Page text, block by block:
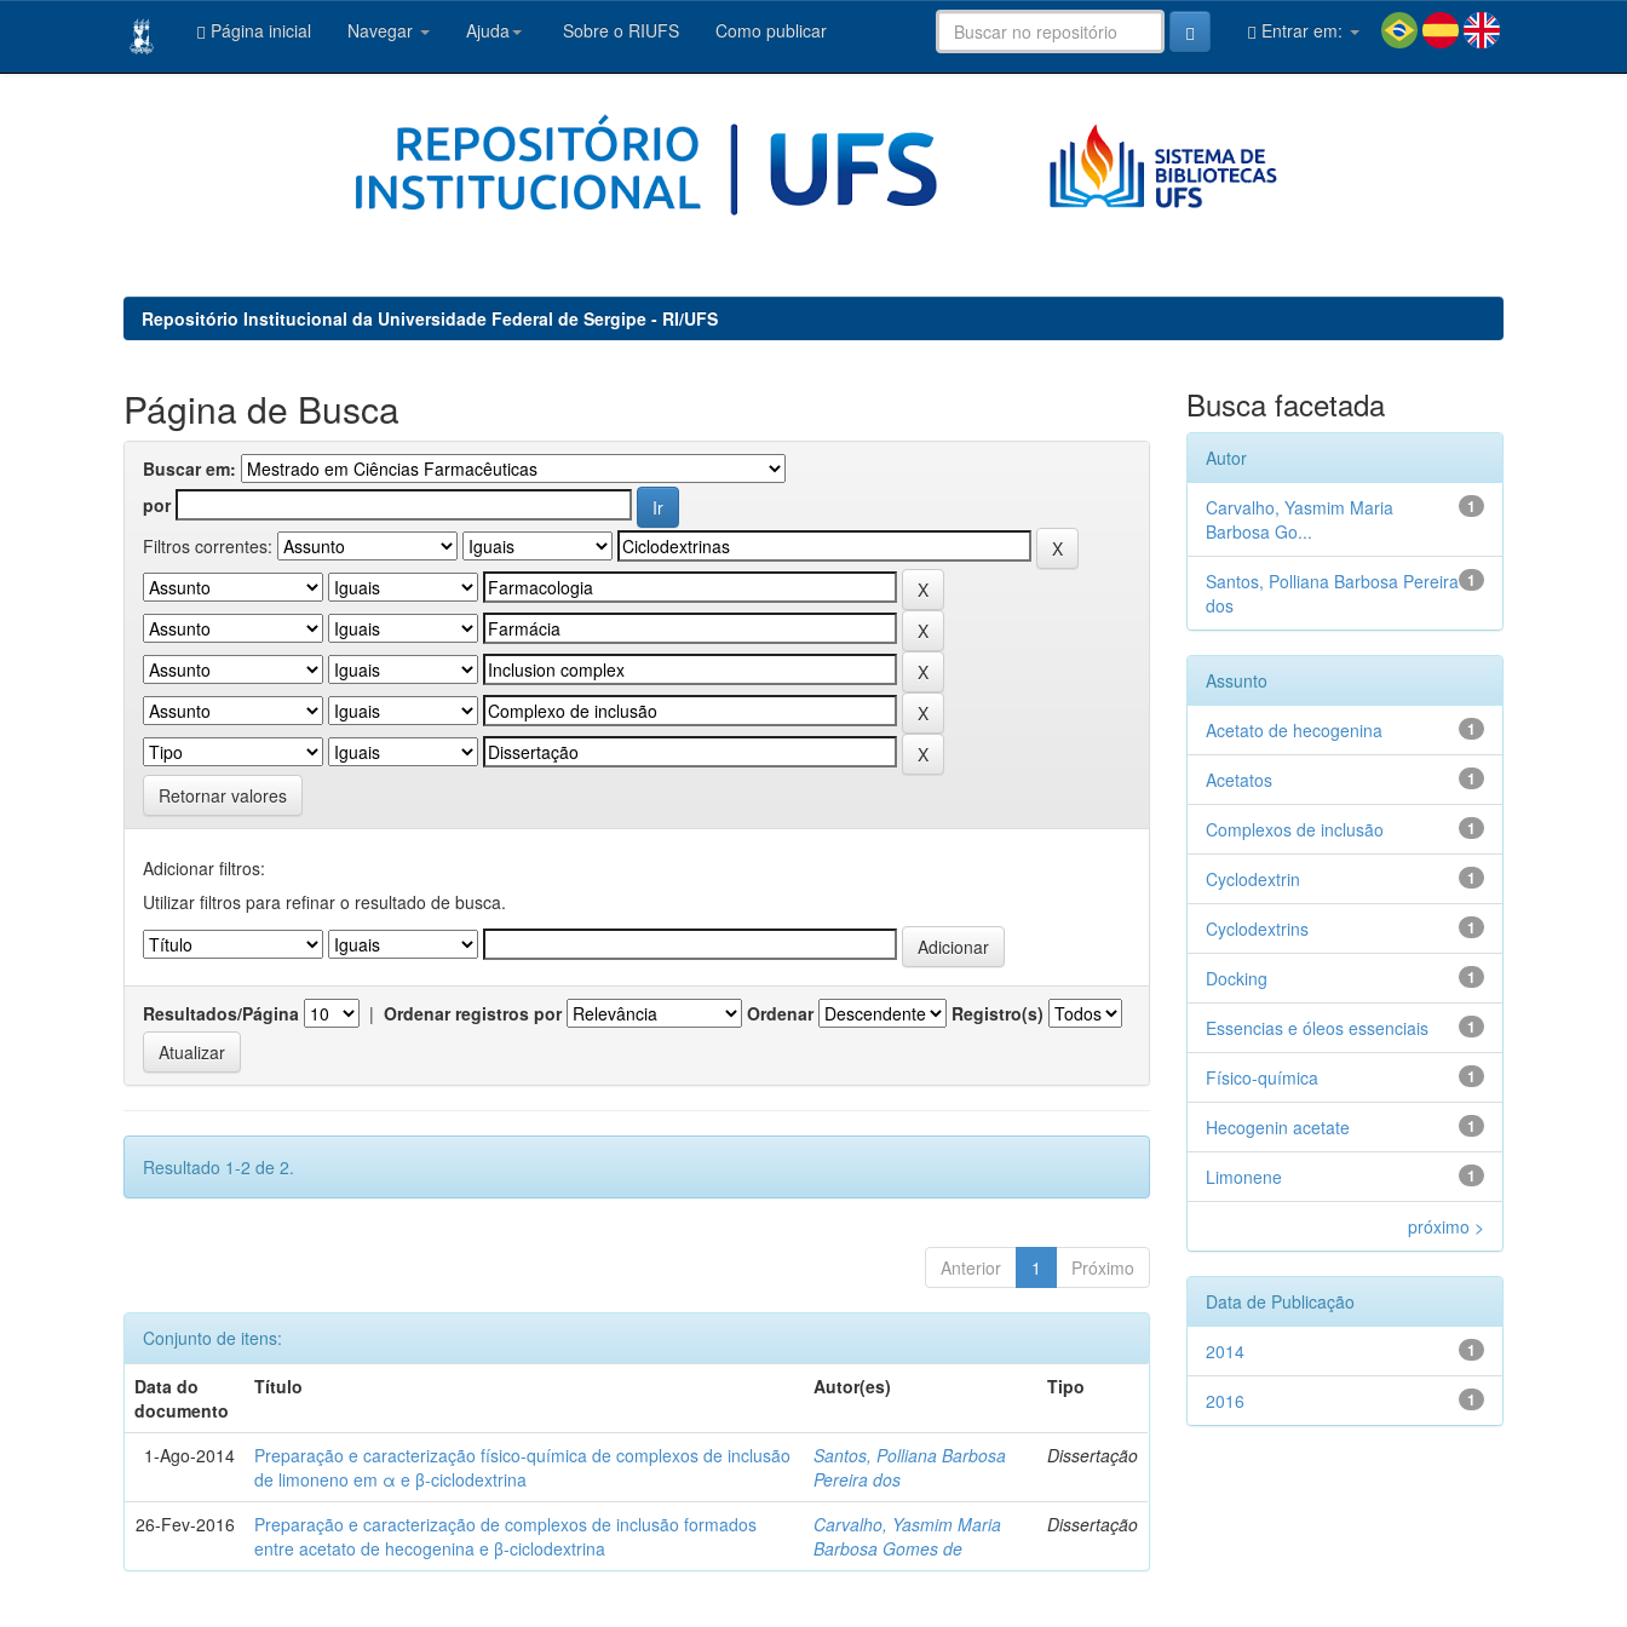
Página inicial Navegar Ajuda Sobre o RIUFS Como publicar Entrar em:
Repositório Institucional da Universidade Federal de Sergipe - RI/UFS
Página de Busca
Buscar em:
por
Filtros correntes:
Retornar valores
Adicionar filtros:
Utilizar filtros para refinar o resultado de busca.
Resultados/Página | Ordenar registros por Ordenar Registro(s)
Resultado 1-2 de 2.
Anterior 1 Próximo
Conjunto de itens:
Data do
documento
Título Autor(es) Tipo
1-Ago-2014
Preparação e caracterização físico-química de complexos de inclusão
de limoneno em α e β-ciclodextrina
Santos, Polliana Barbosa
Pereira dos
Dissertação
26-Fev-2016
Preparação e caracterização de complexos de inclusão formados
entre acetato de hecogenina e β-ciclodextrina
Carvalho, Yasmim Maria
Barbosa Gomes de
Dissertação
Busca facetada
Autor
1
Carvalho, Yasmim Maria
Barbosa Go...
1
Santos, Polliana Barbosa Pereira
dos
Assunto
1
Acetato de hecogenina
1
Acetatos
1
Complexos de inclusão
1
Cyclodextrin
1
Cyclodextrins
1
Docking
1
Essencias e óleos essenciais
1
Físico-química
1
Hecogenin acetate
1
Limonene
próximo >
Data de Publicação
1
2014
1
2016